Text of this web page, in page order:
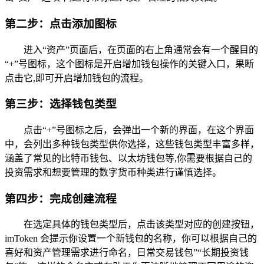
第二步：点击添加图标
进入“资产”页面后，在页面的右上角通常会有一个醒目的
“+”号图标，这个图标是开启增加钱包操作的关键入口，果断
点击它,即可开启增加钱包的流程。
第三步：选择钱包类型
点击“+”号图标之后，会弹出一个新的界面，在这个界面
中，会列出多种钱包类型供你选择，这些钱包类型丰富多样，
涵盖了常见的比特币钱包、以太坊钱包等,你需要根据自己的
投资需求和想要管理的数字货币种类进行谨慎选择。
第四步：完成创建流程
在选定具体的钱包类型后，点击该类型对应的创建按钮，
imToken 会提示你设置一个新钱包的名称，你可以根据自己的
喜好和资产管理需求进行命名，日常交易钱包”“长期投资钱